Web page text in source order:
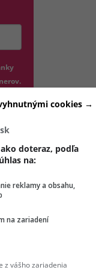
okne)
doteraz, podľa
na:
reklamy a obsahu,
na zariadení
z vášho zariadenia
cookies →